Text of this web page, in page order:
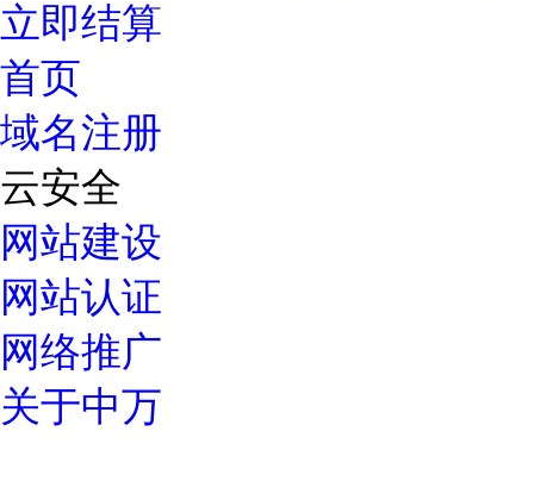
立即结算
首页
域名注册
云安全
网站建设
网站认证
网络推广
关于中万